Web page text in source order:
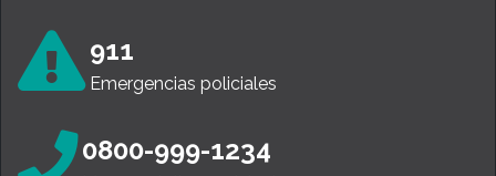
911
Emergencias policiales
0800-999-1234